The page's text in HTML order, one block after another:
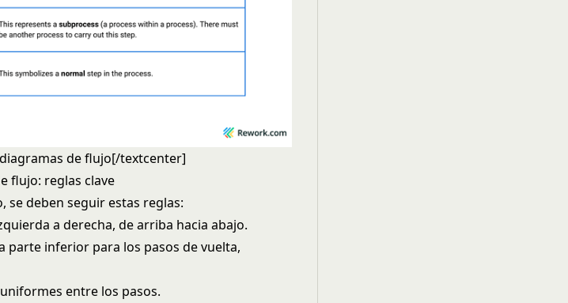
de flujo[/textcenter]
flujo: reglas clave
se deben seguir estas reglas:
a derecha, de arriba hacia abajo.
parte inferior para los pasos de vuelta,
entre los pasos.